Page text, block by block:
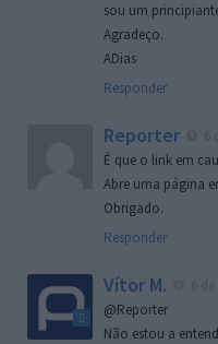
sou um
Agradeço.
ADias
Responder
Reporter
É que o link em
Abre uma página
Obrigado.
Responder
Vítor M.
@Reporter
Não estou a